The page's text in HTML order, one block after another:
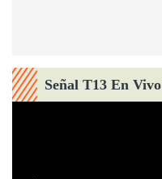
Señal T13 En Vivo